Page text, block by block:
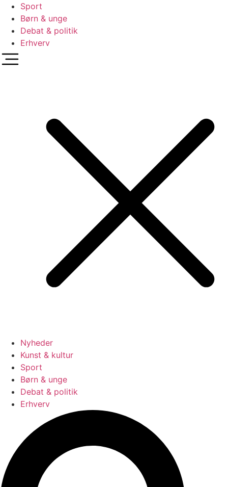
Sport
Børn & unge
Debat & politik
Erhverv
Nyheder
Kunst & kultur
Sport
Børn & unge
Debat & politik
Erhverv